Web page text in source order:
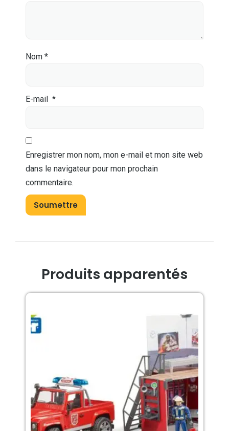
Nom *
E-mail *
Enregistrer mon nom, mon e-mail et mon site web
dans le navigateur pour mon prochain
commentaire.
Produits apparentés